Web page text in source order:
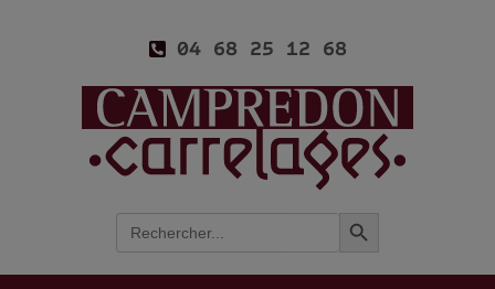
04 68 25 12 68
Search
for:
Search Button